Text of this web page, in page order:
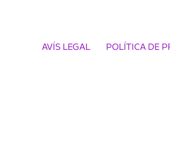
AVÍS LEGAL POLÍTICA DE